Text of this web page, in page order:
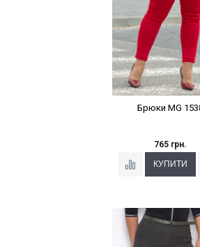
Брюки MG
765 грн.
Наклейки Варіант